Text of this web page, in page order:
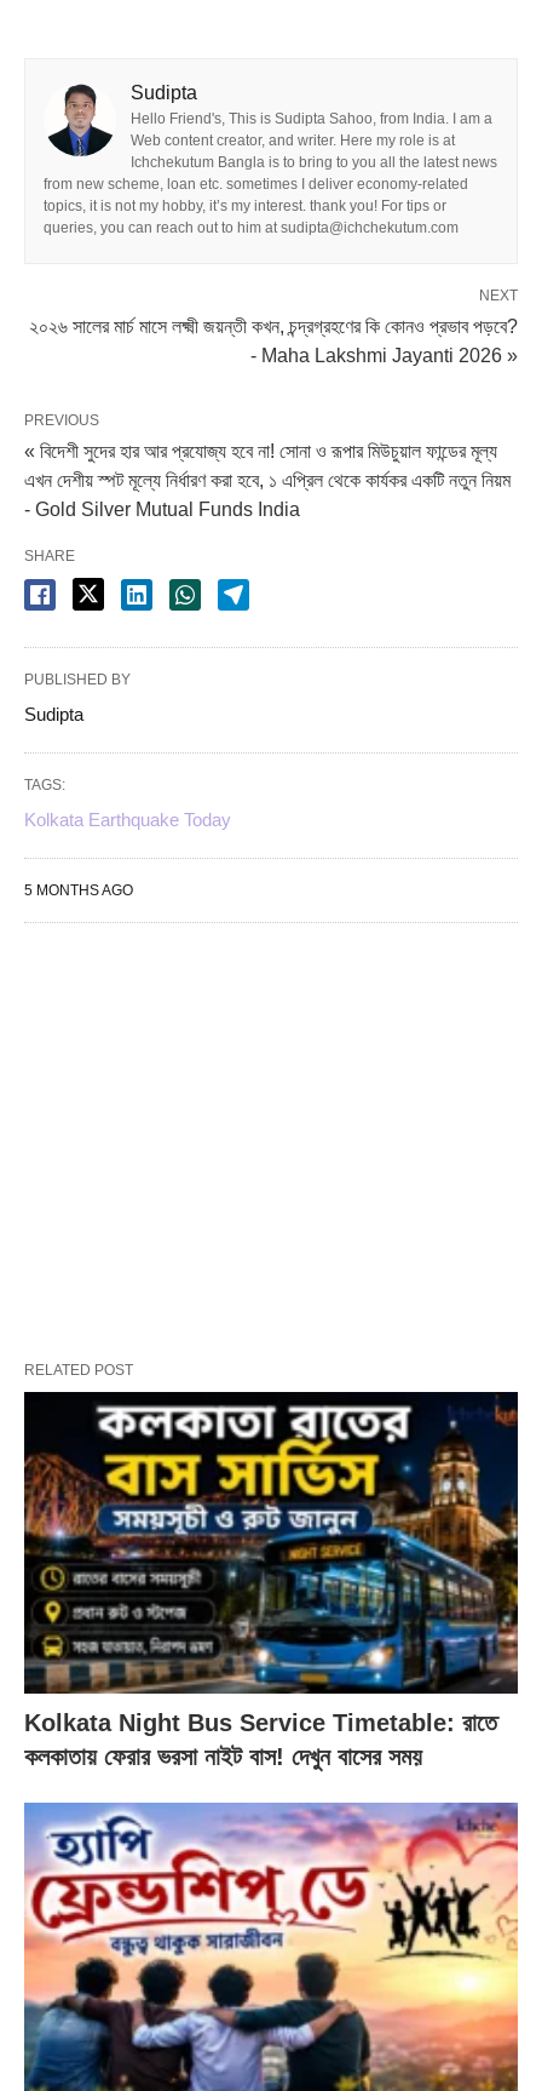
Sudipta
Hello Friend's, This is Sudipta Sahoo, from India. I am a
Web content creator, and writer. Here my role is at
Ichchekutum Bangla is to bring to you all the latest news
from new scheme, loan etc. sometimes I deliver economy-related
topics, it is not my hobby, it’s my interest. thank you! For tips or
queries, you can reach out to him at sudipta@ichchekutum.com
NEXT
২০২৬ সালের মার্চ মাসে লক্ষ্মী জয়ন্তী কখন, চন্দ্রগ্রহণের কি কোনও প্রভাব পড়বে?
- Maha Lakshmi Jayanti 2026 »
PREVIOUS
« বিদেশী সুদের হার আর প্রযোজ্য হবে না! সোনা ও রূপার মিউচুয়াল ফান্ডের মূল্য
এখন দেশীয় স্পট মূল্যে নির্ধারণ করা হবে, ১ এপ্রিল থেকে কার্যকর একটি নতুন নিয়ম
- Gold Silver Mutual Funds India
SHARE
PUBLISHED BY
Sudipta
TAGS:
Kolkata Earthquake Today
5 MONTHS AGO
RELATED POST
Kolkata Night Bus Service Timetable: রাতে
কলকাতায় ফেরার ভরসা নাইট বাস! দেখুন বাসের সময়